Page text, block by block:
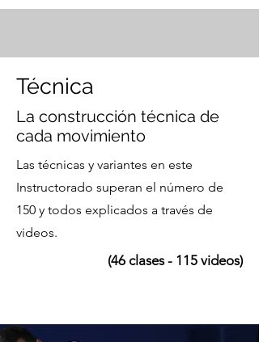
Técnica
La construcción técnica de
cada movimiento
Las técnicas y variantes en este
Instructorado superan el número de
150 y todos explicados a través de
videos.
(46 clases - 115 videos)